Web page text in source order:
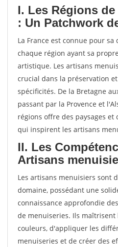
I. Les Régions
: Un Patchwork
La France est connue pour
chaque région ayant sa
artistique. Les artisans
crucial dans la préservation
spécificités. De la Bretagne
passant par la Provence et
régions offre des paysages
qui inspirent les artisans
II. Les
Artisans
Les artisans menuisiers sont
domaine, possédant une
connaissance approfondie
de menuiseries. Ils
couleurs, d'appliquer les
menuiseries et de créer des